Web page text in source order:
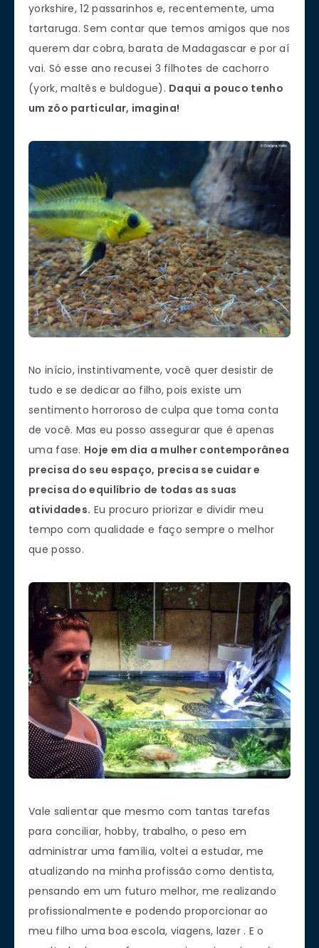
yorkshire, 12 passarinhos e, recentemente, uma
tartaruga. Sem contar que temos amigos que nos
querem dar cobra, barata de Madagascar e por aí
vai. Só esse ano recusei 3 filhotes de cachorro
(york, maltês e buldogue). Daqui a pouco tenho
um zôo particular, imagina!
No início, instintivamente, você quer desistir de
tudo e se dedicar ao filho, pois existe um
sentimento horroroso de culpa que toma conta
de você. Mas eu posso assegurar que é apenas
uma fase. Hoje em dia a mulher contemporânea
precisa do seu espaço, precisa se cuidar e
precisa do equilíbrio de todas as suas
atividades. Eu procuro priorizar e dividir meu
tempo com qualidade e faço sempre o melhor
que posso.
Vale salientar que mesmo com tantas tarefas
para conciliar, hobby, trabalho, o peso em
administrar uma família, voltei a estudar, me
atualizando na minha profissão como dentista,
pensando em um futuro melhor, me realizando
profissionalmente e podendo proporcionar ao
meu filho uma boa escola, viagens, lazer . E o